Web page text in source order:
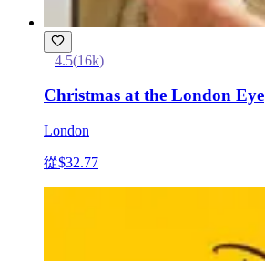
4.5(16k)
Christmas at the London Eye
London
從$32.77